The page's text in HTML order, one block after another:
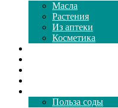
Масла
Растения
Из аптеки
Косметика
Польза соды